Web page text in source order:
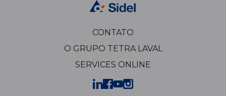
CONTATO
O GRUPO TETRA LAVAL
SERVICES ONLINE